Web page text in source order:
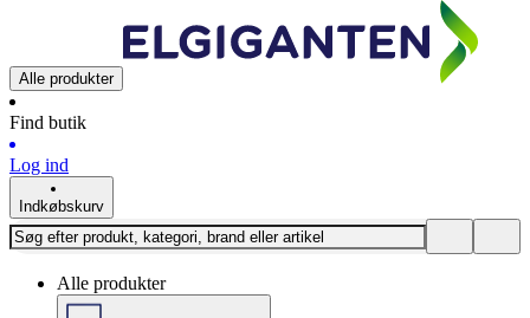
Alle produkter
Find butik
Log ind
Indkøbskurv
Alle produkter